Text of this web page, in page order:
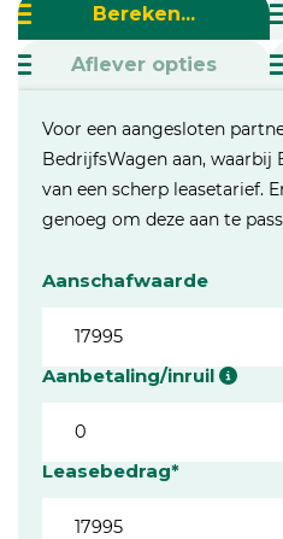
Bereken...
Aflever opties
Voor een aangesloten
BedrijfsWagen aan, waarbij
van een scherp leasetarief.
genoeg om deze aan te
Aanschafwaarde
Aanbetaling/inruil
Leasebedrag*